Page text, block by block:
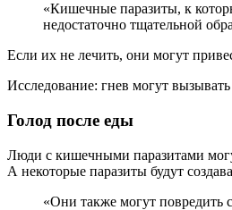
«Кишечные паразиты, к которым относятся глисты, могут быть результатом плохой гигиены, например, неправильного мытья рук после туалета. Они также могут быть вызваны
недостаточно тщательной
Если их не лечить, они могут
Исследование: гнев могут
Голод после еды
Люди с кишечными паразитами
А некоторые паразиты будут
«Они также могут